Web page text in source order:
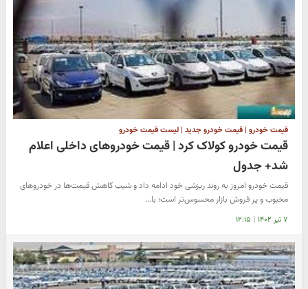
قیمت خودرو | قیمت خودرو جدید | لیست قیمت خودرو
قیمت خودرو کولاک کرد | قیمت خودروهای داخلی اعلام
شد+ جدول
قیمت خودرو امروز به روند ریزشی خود ادامه داد و شیب کاهش قیمت‌ها در خودروهای
محبوب و پر فروش بازار محسوس‌تر است؛ با…
۷ تیر ۱۴۰۲ | ۱۲:۱۵